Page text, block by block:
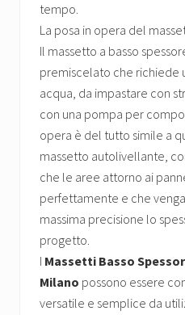
tempo.
La posa in opera del
Il massetto a basso
premiscelato che richiede
acqua, da impastare con
con una pompa per
opera è del tutto simile a
massetto autolivellante,
che le aree attorno ai
perfettamente e che
massima precisione lo
progetto.
I Massetti Basso
Milano possono essere
versatile e semplice da